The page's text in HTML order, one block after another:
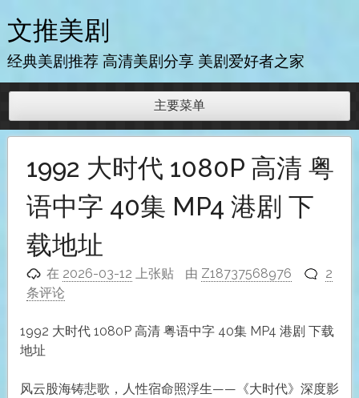
至
内
文推美剧
经典美剧推荐 高清美剧分享 美剧爱好者之家
主要菜单
1992 大时代 1080P 高清 粤
语中字 40集 MP4 港剧 下
载地址
在 2026-03-12 上张贴 由 Z18737568976
2
条评论
1992 大时代 1080P 高清 粤语中字 40集 MP4 港剧 下载
地址
风云股海铸悲歌，人性宿命照浮生——《大时代》深度影